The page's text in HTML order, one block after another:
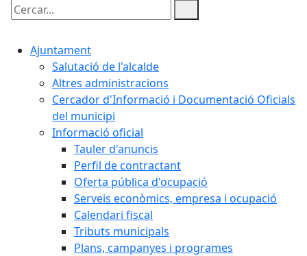
Cercar:
Ajuntament
Salutació de l'alcalde
Altres administracions
Cercador d'Informació i Documentació Oficials
del municipi
Informació oficial
Tauler d'anuncis
Perfil de contractant
Oferta pública d'ocupació
Serveis econòmics, empresa i ocupació
Calendari fiscal
Tributs municipals
Plans, campanyes i programes